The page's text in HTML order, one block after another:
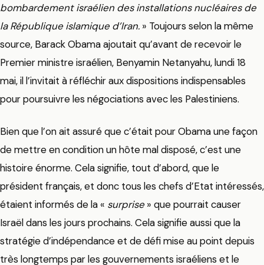
bombardement israélien des installations nucléaires de
la République islamique d’Iran. » Toujours selon la même
source, Barack Obama ajoutait qu’avant de recevoir le
Premier ministre israélien, Benyamin Netanyahu, lundi 18
mai, il l’invitait à réfléchir aux dispositions indispensables
pour poursuivre les négociations avec les Palestiniens.
Bien que l’on ait assuré que c’était pour Obama une façon
de mettre en condition un hôte mal disposé, c’est une
histoire énorme. Cela signifie, tout d’abord, que le
président français, et donc tous les chefs d’Etat intéressés,
étaient informés de la « surprise» que pourrait causer
Israël dans les jours prochains. Cela signifie aussi que la
stratégie d’indépendance et de défi mise au point depuis
très longtemps par les gouvernements israéliens et le